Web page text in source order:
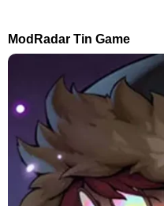
ModRadar Tin Game